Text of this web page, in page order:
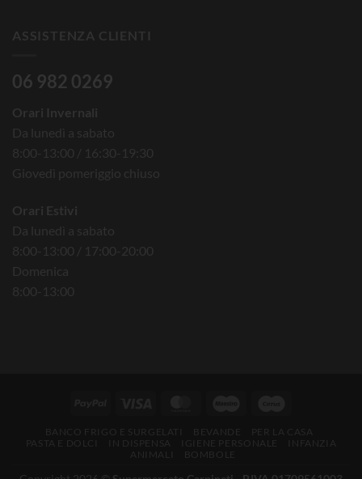
ASSISTENZA CLIENTI
06 982 0269
Orari Invernali
Da lunedì a sabato
8:00-13:00 / 16:30-19:30
Giovedì pomeriggio chiuso
Orari Estivi
Da lunedì a sabato
8:00-13:00 / 17:00-20:00
Domenica
8:00-13:00